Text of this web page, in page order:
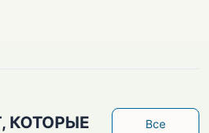
КОТОРЫЕ
Все